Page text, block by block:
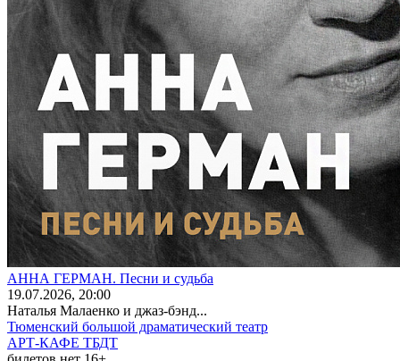
АННА ГЕРМАН. Песни и судьба
19.07.2026, 20:00
Наталья Малаенко и джаз-бэнд...
Тюменский большой драматический театр
АРТ-КАФЕ ТБДТ